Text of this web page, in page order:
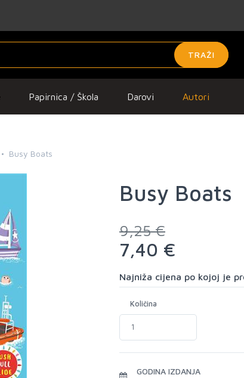
TRAŽI
Papirnica / Škola Darovi Autori
Busy Boats
Busy Boats
9,25 €
7,40 €
Najniža cijena po kojoj je
Količina
GODINA IZDANJA